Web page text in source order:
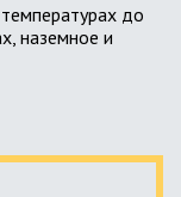
до
наземное и